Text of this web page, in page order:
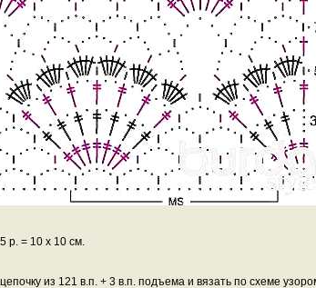
р. = 10 х 10 см.
из 121 в.п. + 3 в.п. подъема и вязать по схеме